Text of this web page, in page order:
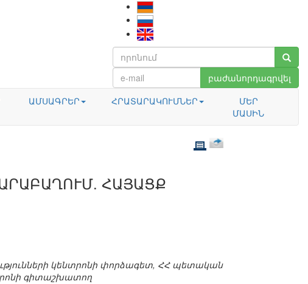
բաժանորդագրվել
ԱՄՍԱԳՐԵՐ ՀՐԱՏԱՐԱԿՈՒՄՆԵՐ
ՄԵՐ
ՄԱՍԻՆ
ՀԱՅԱՑՔ
կենտրոնի փորձագետ, ՀՀ պետական
գիտաշխատող